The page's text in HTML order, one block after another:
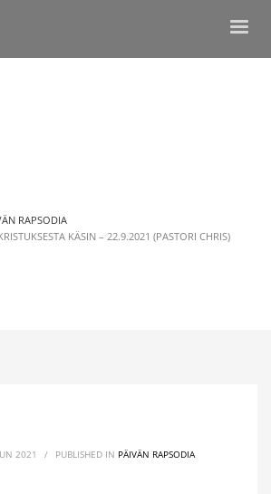
RAPSODIA
KÄSIN – 22.9.2021 (PASTORI CHRIS)
2021 / PUBLISHED IN PÄIVÄN RAPSODIA